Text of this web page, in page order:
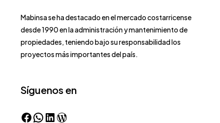
Mabinsa se ha destacado en el mercado costarricense
desde 1990 en la administración y mantenimiento de
propiedades, teniendo bajo su responsabilidad los
proyectos más importantes del país.
Síguenos en